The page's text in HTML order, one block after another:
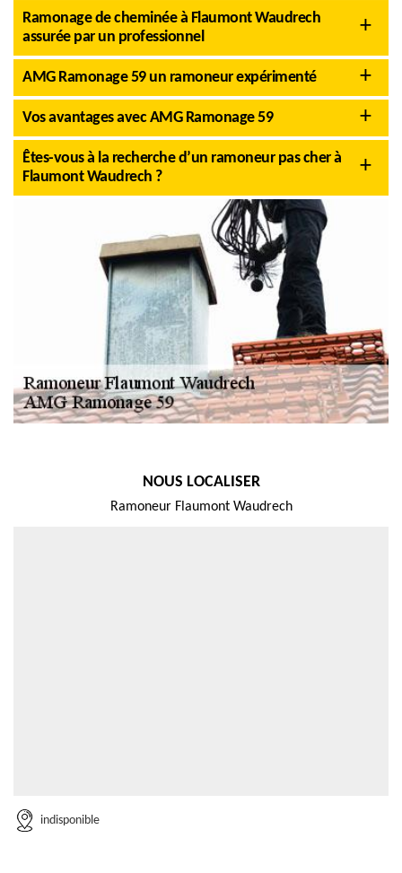
Ramonage de cheminée à Flaumont Waudrech
assurée par un professionnel
AMG Ramonage 59 un ramoneur expérimenté
Vos avantages avec AMG Ramonage 59
Êtes-vous à la recherche d’un ramoneur pas cher à
Flaumont Waudrech ?
NOUS LOCALISER
Ramoneur Flaumont Waudrech
indisponible